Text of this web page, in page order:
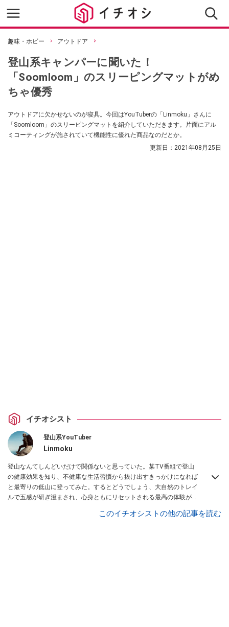
趣味・ホビー アウトドア
登山系キャンパーに聞いた！
「Soomloom」のスリーピングマットがめ
ちゃ優秀
アウトドアに欠かせないのが寝具。今回はYouTuberの「Linmoku」さんに
「Soomloom」のスリーピングマットを紹介していただきます。片面にアル
ミコーティングが施されていて機能性に優れた商品なのだとか。
更新日： 2021年08月25日
イチオシスト
登山系YouTuber
Linmoku
登山なんてしんどいだけで関係ないと思っていた。某TV番組で登山
の健康効果を知り、不健康な生活習慣から抜け出すきっかけになれば
と最寄りの低山に登ってみた。するとどうでしょう、大自然のトレイ
ルで五感が研ぎ澄まされ、心身ともにリセットされる最高の体験が出
に」をスローガンとし、ソロ登山やキャンプ、ギア紹介、山飯などの
このイチオシストの他の記事を読む